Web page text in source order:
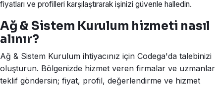
fiyatları ve profilleri karşılaştırarak işinizi güvenle halledin.
Ağ & Sistem Kurulum hizmeti nasıl
alınır?
Ağ & Sistem Kurulum ihtiyacınız için Codega'da talebinizi
oluşturun. Bölgenizde hizmet veren firmalar ve uzmanlar
teklif göndersin; fiyat, profil, değerlendirme ve hizmet